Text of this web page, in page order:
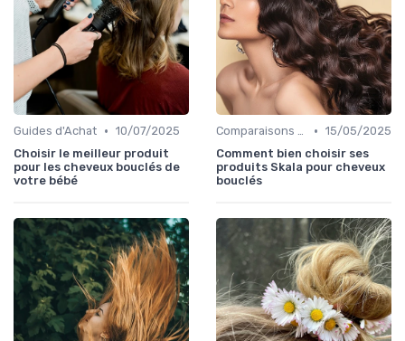
Guides d'Achat • 10/07/2025
Choisir le meilleur produit
pour les cheveux bouclés de
votre bébé
Comparaisons et Revues de Produits • 15/05/2025
Comment bien choisir ses
produits Skala pour cheveux
bouclés